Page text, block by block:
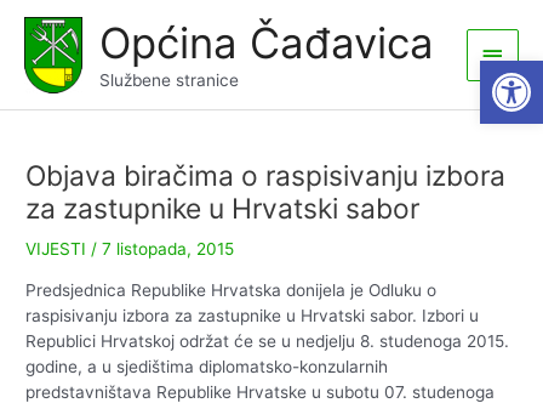
content
Općina Čađavica
Službene stranice
Main
Menu
Objava biračima o raspisivanju izbora
za zastupnike u Hrvatski sabor
VIJESTI /7 listopada, 2015
Predsjednica Republike Hrvatska donijela je Odluku o
raspisivanju izbora za zastupnike u Hrvatski sabor. Izbori u
Republici Hrvatskoj održat će se u nedjelju 8. studenoga 2015.
godine, a u sjedištima diplomatsko-konzularnih
predstavništava Republike Hrvatske u subotu 07. studenoga